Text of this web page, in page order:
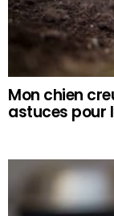
Mon chien
astuces pour